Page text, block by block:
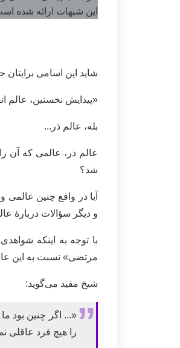
این شبهات ارائه شده
شاید این اسامی
«پیدایش نخستین، عالم
بله، عالم ذر...
عالم ذر، عالمی که آن
شد؟
آیا در واقع چنین
و دیگر سؤالات دربارۀ
با توجه به اینکه
مرتضی» نسبت به این
شیخ مفید می‌گوید:
«... اگر چنین بود
را هیچ فرد عاقلی